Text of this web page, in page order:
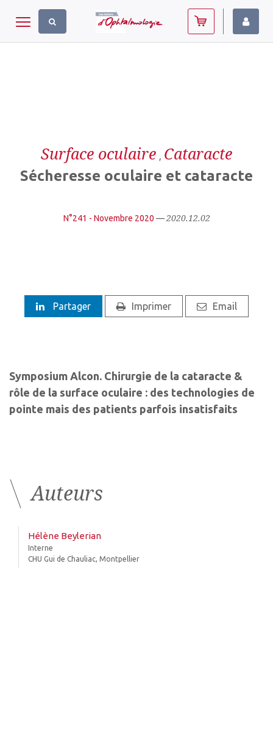
Toggle navigation
Surface oculaire , Cataracte
Sécheresse oculaire et cataracte
N°241 - Novembre 2020 —2020.12.02
Partager Imprimer Email
Symposium Alcon. Chirurgie de la cataracte &
rôle de la surface oculaire : des technologies de
pointe mais des patients parfois insatisfaits
Auteurs
Hélène Beylerian
Interne
CHU Gui de Chauliac, Montpellier
Panneau de gestion des cookies